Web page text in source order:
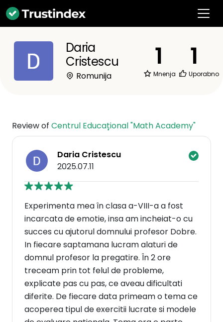
Daria
Cristescu
Romunija
1
Mnenja
1
Uporabno
Review of Centrul Educațional "Math Academy"
Daria Cristescu
2025.07.11
Experimenta mea în clasa a-VIII-a a fost
incarcata de emotie, insa am incheiat-o cu
succes cu ajutorul domnului profesor Dobre.
In fiecare saptamana lucram alaturi de
domnul profesor la pregatire. În 2 ore
treceam prin tot felul de probleme,
explicate pas cu pas, ce aveau dificultati
diferite. De fiecare data primeam o tema ce
acoperea tipul de exercitii lucrate si modele